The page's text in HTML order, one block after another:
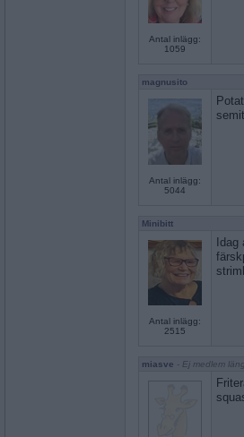
Antal inlägg:
1059
magnusito
Antal inlägg:
5044
Minibitt
Antal inlägg:
2515
miasve - Ej medlem